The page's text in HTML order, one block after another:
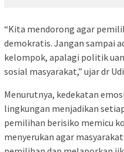
“Kita mendorong agar
demokratis. Jangan sampai
kelompok, apalagi politik
sosial masyarakat,” ujar dr
Menurutnya, kedekatan
lingkungan menjadikan
pemilihan berisiko memicu
menyerukan agar